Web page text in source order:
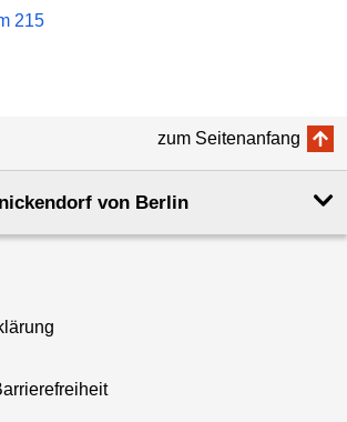
215
zum Seitenanfang
von Berlin